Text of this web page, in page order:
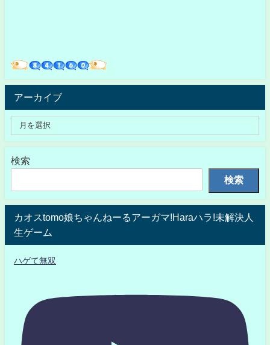
アーカイブ
検索
検索
カオスtomo娘ちゃんねーるアーガマ!Haraハラ!未解決人
生ゲーム
ハゲて無双